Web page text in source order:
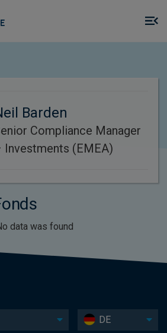
Barden
Compliance Manager
Investments (EMEA)
data was found
DE